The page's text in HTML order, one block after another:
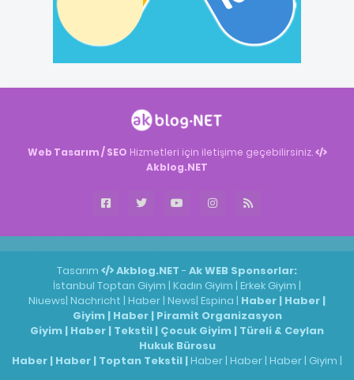
Web Tasarım / SEO Hizmetleri için iletişime geçebilirsiniz.
Akblog.NET
Tasarım Akblog.NET - Ak WEB Sponsorlar:
İstanbul Toptan Giyim | Kadın Giyim | Erkek Giyim |
Niuews| Nachricht | Haber | News| Espina | Haber | Haber |
Giyim| Haber| Piramit Organizasyon
Giyim | Haber | Tekstil | Çocuk Giyim | Türeli & Ceylan
Hukuk Bürosu
Haber | Haber | Toptan Tekstil | Haber | Haber | Haber | Giyim |